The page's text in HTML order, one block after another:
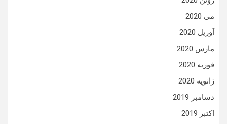
می 2020
آوریل 2020
مارس 2020
فوریه 2020
ژانویه 2020
دسامبر 2019
اکتبر 2019